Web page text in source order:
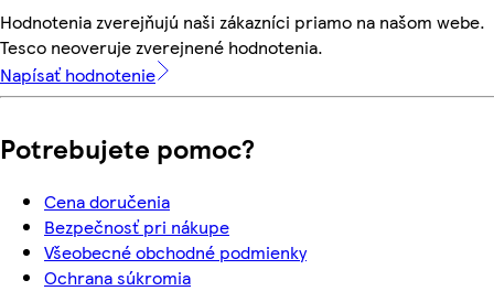
Hodnotenia zverejňujú naši zákazníci priamo na našom webe.
Tesco neoveruje zverejnené hodnotenia.
Napísať hodnotenie
Potrebujete pomoc?
Cena doručenia
Bezpečnosť pri nákupe
Všeobecné obchodné podmienky
Ochrana súkromia